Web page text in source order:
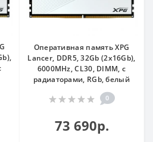
Оперативная память XPG
Lancer, DDR5, 32Gb (2x16Gb),
6000MHz, CL30, DIMM, с
радиаторами, RGb, белый
0
73 690р.